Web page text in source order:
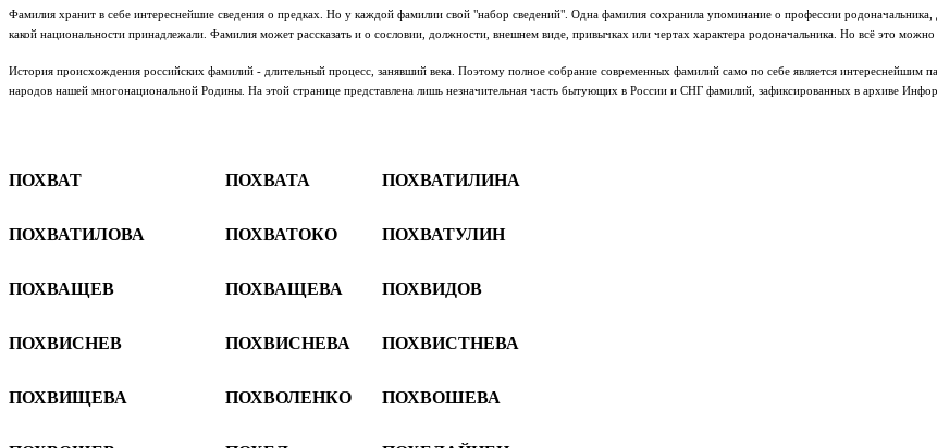
Фамилия хранит в себе интереснейшие сведения о предках. Но у каждой фамилии свой "набор сведений". Одна фамилия сохранила упоминание о профессии родоначальника,
какой национальности принадлежали. Фамилия может рассказать и о сословии, должности, внешнем виде, привычках или чертах характера родоначальника. Но всё это
История происхождения российских фамилий - длительный процесс, занявший века. Поэтому полное собрание современных фамилий само по себе является интереснейшим
народов нашей многонациональной Родины. На этой странице представлена лишь незначительная часть бытующих в России и СНГ фамилий, зафиксированных в архиве
ПОХВАТ ПОХВАТА ПОХВАТИЛИНА
ПОХВАТИЛОВА ПОХВАТОКО ПОХВАТУЛИН
ПОХВАЩЕВ ПОХВАЩЕВА ПОХВИДОВ
ПОХВИСНЕВ ПОХВИСНЕВА ПОХВИСТНЕВА
ПОХВИЩЕВА ПОХВОЛЕНКО ПОХВОШЕВА